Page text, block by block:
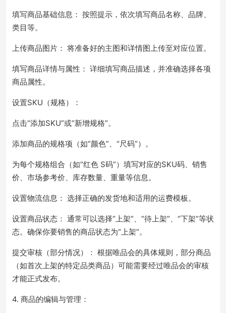
填写商品基础信息： 按照提示，依次填写商品名称、品牌、
类目等。
上传商品图片： 将准备好的主图和详情图上传至对应位置。
填写商品详情与属性： 详细填写商品描述，并准确选择各项
商品属性。
设置SKU（规格）：
点击“添加SKU”或“新增规格”。
添加商品的规格项（如“颜色”、“尺码”）。
为每个规格组合（如“红色 S码”）填写对应的SKU码、销售
价、市场参考价、库存数量、重量等信息。
设置物流信息： 选择正确的发货地和适用的运费模板。
设置商品状态： 通常可以选择“上架”、“待上架”、“下架”等状
态。确保你要销售的商品状态为“上架”。
提交审核（部分情况）： 根据唯品会的具体规则，部分商品
（如首次上架的特定品类商品）可能需要经过唯品会的审核
才能正式发布。
4. 商品的编辑与管理：